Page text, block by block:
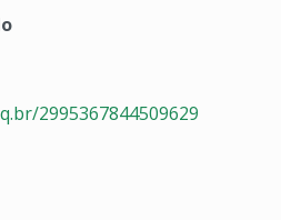
2995367844509629